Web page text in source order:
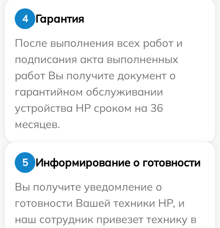
4
Гарантия
После выполнения всех работ и
подписания акта выполненных
работ Вы получите документ о
гарантийном обслуживании
устройства HP сроком на 36
месяцев.
5
Информирование о готовности
Вы получите уведомление о
готовности Вашей техники HP, и
наш сотрудник привезет технику в